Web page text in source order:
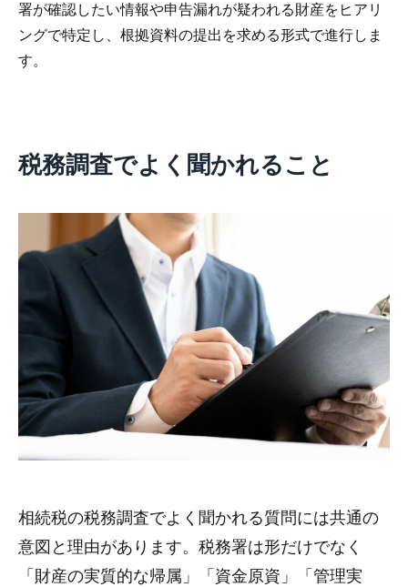
署が確認したい情報や申告漏れが疑われる財産をヒアリ
ングで特定し、根拠資料の提出を求める形式で進行しま
す。
税務調査でよく聞かれること
相続税の税務調査でよく聞かれる質問には共通の
意図と理由があります。税務署は形だけでなく
「財産の実質的な帰属」「資金原資」「管理実